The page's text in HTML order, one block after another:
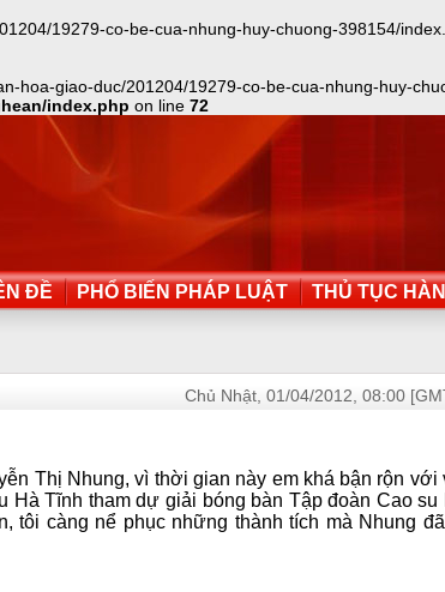
19279-co-be-cua-nhung-huy-chuong-398154/
hoa-giao-duc/201204/19279-co-be-cua-nhung-huy-
index.php on line 72
ĐỀ PHỔ BIẾN PHÁP LUẬT THỦ TỤC
Chủ Nhật, 01/04/2012, 08:00
Thị Nhung, vì thời gian này em khá bận rộn với
Hà Tĩnh tham dự giải bóng bàn Tập đoàn Cao su
tôi càng nể phục những thành tích mà Nhung